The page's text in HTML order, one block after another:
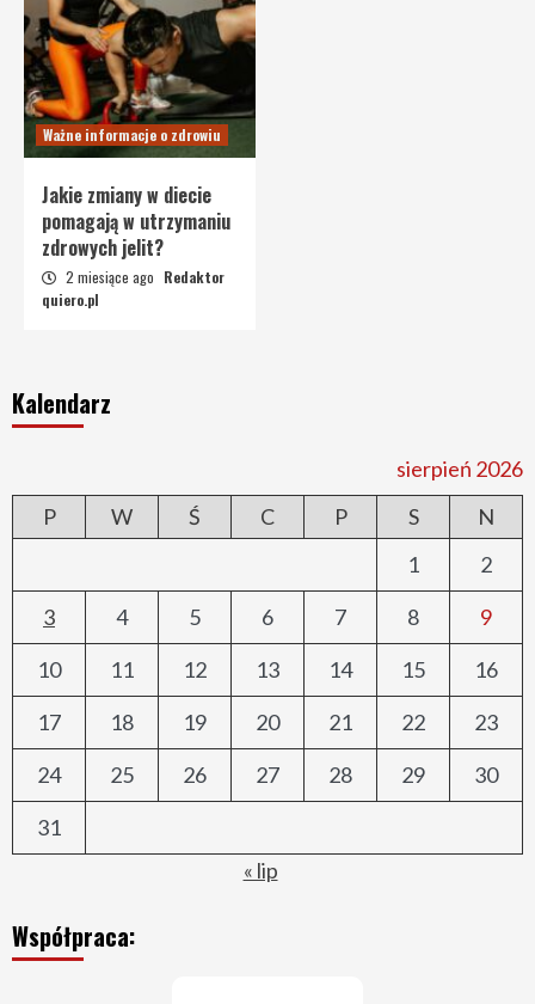
Ważne informacje o zdrowiu
Jakie zmiany w diecie
pomagają w utrzymaniu
zdrowych jelit?
2 miesiące ago Redaktor
quiero.pl
Kalendarz
sierpień 2026
P
W Ś C P S
N
1
2
3
4 5 6 7 8
9
10
11 12 13 14 15
16
17
18 19 20 21 22
23
24
25 26 27 28 29
30
31
« lip
Współpraca: